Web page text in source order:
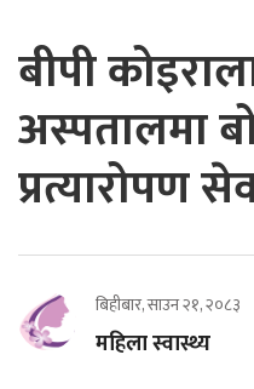
बीपी
अस्पतालमा
प्रत्यारोपण
बिहीबार, साउन २१, २०८३
महिला स्वास्थ्य